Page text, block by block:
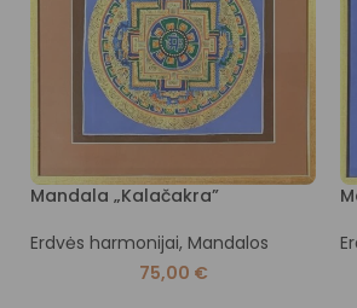
Mandala „Kalačakra”
Erdvės harmonijai, Mandalos
75,00 €